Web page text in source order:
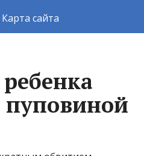
Карта сайта